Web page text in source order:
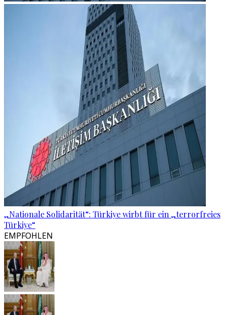
„Nationale Solidarität“: Türkiye wirbt für ein „terrorfreies
Türkiye“
EMPFOHLEN